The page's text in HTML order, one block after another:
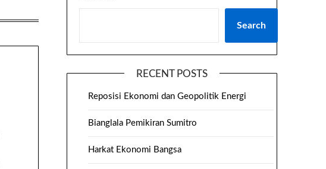
Search
RECENT POSTS
Reposisi Ekonomi dan Geopolitik Energi
Bianglala Pemikiran Sumitro
Harkat Ekonomi Bangsa